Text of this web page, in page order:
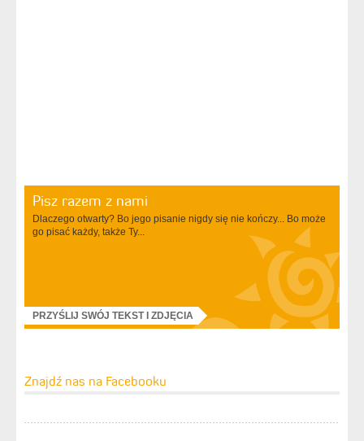
Pisz razem z nami
Dlaczego otwarty? Bo jego pisanie nigdy się nie kończy... Bo może
go pisać każdy, także Ty...
PRZYŚLIJ SWÓJ TEKST I ZDJĘCIA
Znajdź nas na Facebooku